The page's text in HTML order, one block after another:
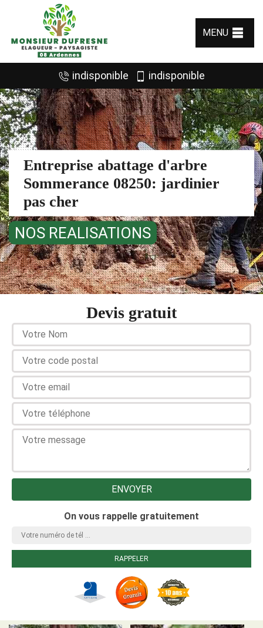
MENU
indisponible indisponible
Entreprise abattage d'arbre
Sommerance 08250: jardinier
pas cher
NOS REALISATIONS
Devis gratuit
On vous rappelle gratuitement